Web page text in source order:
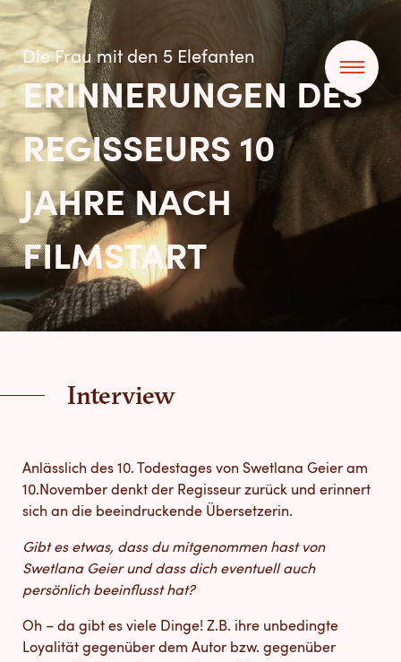
Die Frau mit den 5 Elefanten
ERINNERUNGEN DES
REGISSEURS 10
JAHRE NACH
FILMSTART
Interview
Anlässlich des 10. Todestages von Swetlana Geier am
10.November denkt der Regisseur zurück und erinnert
sich an die beeindruckende Übersetzerin.
Gibt es etwas, dass du mitgenommen hast von
Swetlana Geier und dass dich eventuell auch
persönlich beeinflusst hat?
Oh – da gibt es viele Dinge! Z.B. ihre unbedingte
Loyalität gegenüber dem Autor bzw. gegenüber